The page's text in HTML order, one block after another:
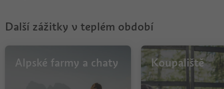
Další zážitky v teplém období
Alpské farmy a chaty Koupaliště